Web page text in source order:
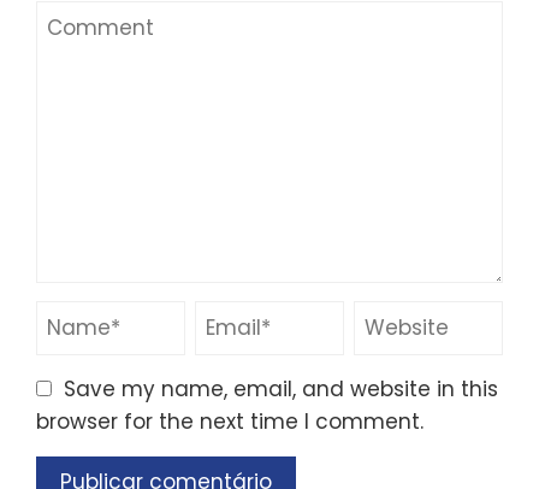
Save my name, email, and website in this
browser for the next time I comment.